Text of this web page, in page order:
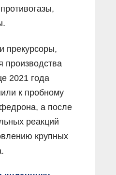
прекурсоры,
производства
2021 года
к пробному
а после
реакций
крупных